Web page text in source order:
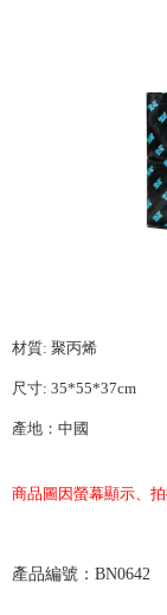
NT$65/pesanan |
NT$65/pesanan |
NT$1,000 atau
NT$1,000 atau lebih
海外/地區配送-A
材質: 聚丙烯
尺寸: 35*55*37cm
產地：中國
商品圖因螢幕顯示、
產品編號： BN0642